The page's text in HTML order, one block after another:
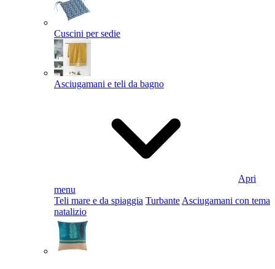
Cuscini per sedie
Asciugamani e teli da bagno
Apri
menu
Teli mare e da spiaggia Turbante Asciugamani con tema
natalizio